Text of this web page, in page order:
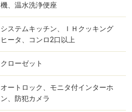
機、温水洗浄便座
システムキッチン、ＩＨクッキング
ヒータ、コンロ2口以上
クローゼット
オートロック、モニタ付インターホ
ン、防犯カメラ